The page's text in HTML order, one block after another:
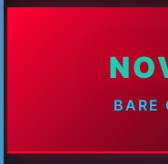
BARE